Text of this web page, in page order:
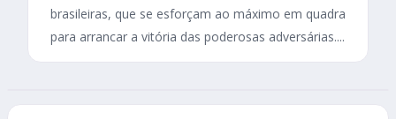
brasileiras, que se esforçam ao máximo em quadra
para arrancar a vitória das poderosas adversárias....